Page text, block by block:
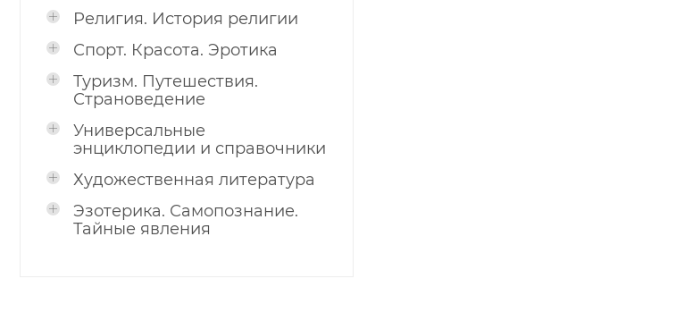
Религия. История религии
Спорт. Красота. Эротика
Туризм. Путешествия.
Страноведение
Универсальные
энциклопедии и справочники
Художественная литература
Эзотерика. Самопознание.
Тайные явления